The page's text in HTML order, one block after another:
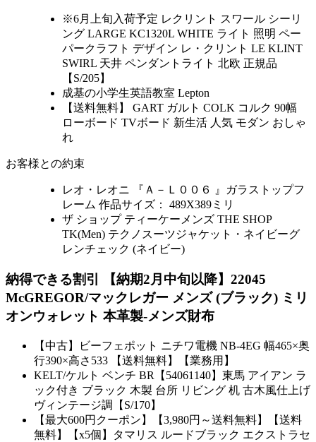
※6月上旬入荷予定 レクリント スワール シーリ
ング LARGE KC1320L WHITE ライト 照明 ペー
パークラフト デザイン レ・クリント LE KLINT
SWIRL 天井 ペンダントライト 北欧 正規品
【S/205】
成基の小学生英語教室 Lepton
【送料無料】 GART ガルト COLK コルク 90幅
ローボード TVボード 新生活 人気 モダン おしゃ
れ
お客様との約束
レオ・レオニ 『Ａ－Ｌ００６ 』ガラストップフ
レーム 作品サイズ： 489X389ミリ
ザ ショップ ティーケーメンズ THE SHOP
TK(Men) テクノスーツジャケット・ネイビーグ
レンチェック (ネイビー)
納得できる割引 【納期2月中旬以降】22045
McGREGOR/マックレガー メンズ (ブラック) ミリ
オンウォレット 本革製-メンズ財布
【中古】ビーフェポット ニチワ電機 NB-4EG 幅465×奥
行390×高さ533 【送料無料】【業務用】
KELT/ケルト ベンチ BR【54061140】東馬 アイアン ラ
ック付き ブラック 木製 台所 リビング 机 古木風仕上げ
ヴィンテージ調【S/170】
【最大600円クーポン】【3,980円～送料無料】【送料
無料】【x5個】タマリス ルードブラック エクストラセ